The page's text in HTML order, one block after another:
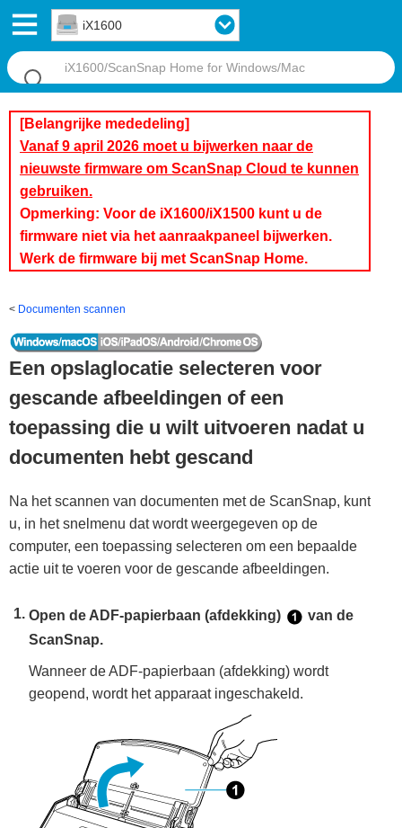
iX1600
[Belangrijke mededeling]
Vanaf 9 april 2026 moet u bijwerken naar de
nieuwste firmware om ScanSnap Cloud te kunnen
gebruiken.
Opmerking: Voor de iX1600/iX1500 kunt u de
firmware niet via het aanraakpaneel bijwerken.
Werk de firmware bij met ScanSnap Home.
Documenten scannen
Een opslaglocatie selecteren voor
gescande afbeeldingen of een
toepassing die u wilt uitvoeren nadat u
documenten hebt gescand
Na het scannen van documenten met de ScanSnap, kunt
u, in het snelmenu dat wordt weergegeven op de
computer, een toepassing selecteren om een bepaalde
actie uit te voeren voor de gescande afbeeldingen.
Open de ADF-papierbaan (afdekking)
van de
ScanSnap.
Wanneer de ADF-papierbaan (afdekking) wordt
geopend, wordt het apparaat ingeschakeld.